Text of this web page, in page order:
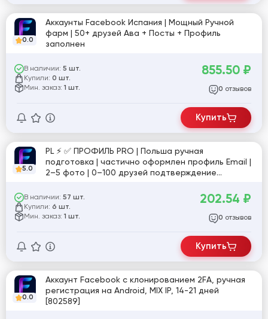
0.0
Аккаунты Facebook Испания | Мощный Ручной
фарм | 50+ друзей Ава + Посты + Профиль
заполнен
В наличии: 5 шт.
Купили: 0 шт.
Мин. заказ: 1 шт.
855.50 ₽
0 отзывов
Купить
5.0
PL ⚡️ ✅ ПРОФИЛЬ PRO | Польша ручная
подготовка | частично оформлен профиль Email |
2–5 фото | 0–100 друзей подтверждение
уровень | №12
В наличии: 57 шт.
Купили: 6 шт.
Мин. заказ: 1 шт.
202.54 ₽
0 отзывов
Купить
0.0
Аккаунт Facebook с клонированием 2FA, ручная
регистрация на Android, MIX IP, 14-21 дней
[802589]